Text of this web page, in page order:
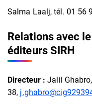
Salma Laalj, tél. 01 56
Relations avec
éditeurs SIRH
Directeur : Jalil
38,